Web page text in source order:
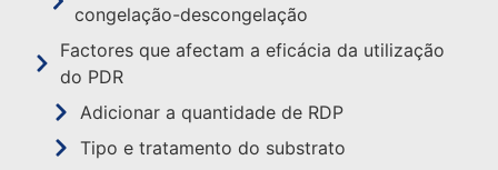
congelação-descongelação
Factores que afectam a eficácia da utilização
do PDR
Adicionar a quantidade de RDP
Tipo e tratamento do substrato